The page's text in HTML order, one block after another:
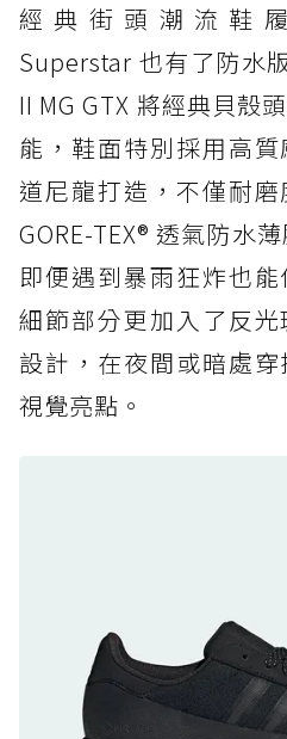
防水鞋推薦 4. ASICS
載 GORE-TEX 隱形貼
防水鞋推薦 5.
人必備山系鞋王！防滑
頂
防水鞋推薦 6. HOKA
復刻厚底，GORE-
防水鞋推薦 7.
黃靴同級頂級防水，輕
防水鞋推薦 7.
黃靴同級頂級防水，輕
防水鞋推薦 10.
GORE-TEX：氮氣中底
全天候越野跑鞋
經典街頭潮流鞋履
Superstar 也有了防水
II MG GTX 將經典貝殼
能，鞋面特別採用高
道尼龍打造，不僅耐
GORE-TEX® 透氣防水
即便遇到暴雨狂炸也
細節部分更加入了反
設計，在夜間或暗處
視覺亮點。